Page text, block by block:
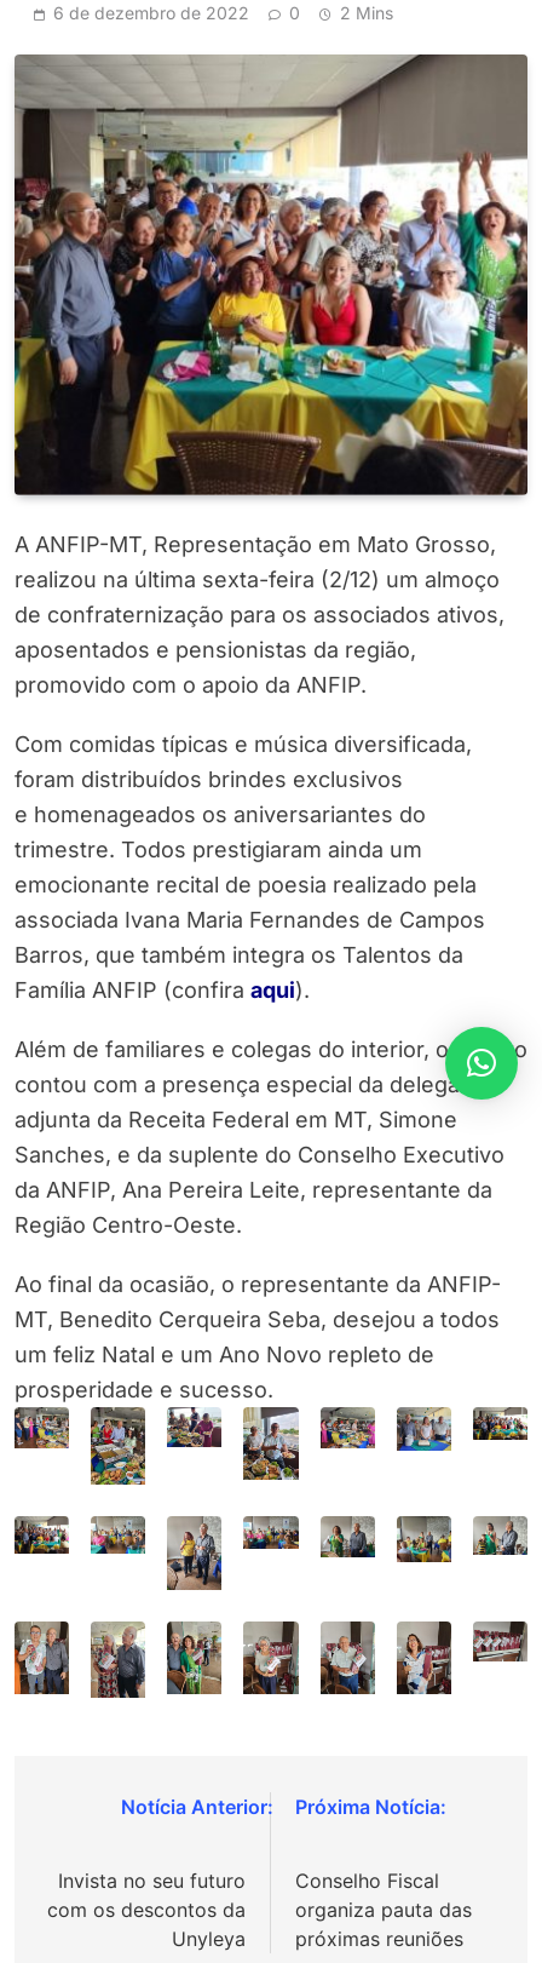
6 de dezembro de 2022 0 2 Mins
A ANFIP-MT, Representação em Mato Grosso,
realizou na última sexta-feira (2/12) um almoço
de confraternização para os associados ativos,
aposentados e pensionistas da região,
promovido com o apoio da ANFIP.
Com comidas típicas e música diversificada,
foram distribuídos brindes exclusivos
e homenageados os aniversariantes do
trimestre. Todos prestigiaram ainda um
emocionante recital de poesia realizado pela
associada Ivana Maria Fernandes de Campos
Barros, que também integra os Talentos da
Família ANFIP (confira aqui).
Além de familiares e colegas do interior, o evento
contou com a presença especial da delegada
adjunta da Receita Federal em MT, Simone
Sanches, e da suplente do Conselho Executivo
da ANFIP, Ana Pereira Leite, representante da
Região Centro-Oeste.
Ao final da ocasião, o representante da ANFIP-
MT, Benedito Cerqueira Seba, desejou a todos
um feliz Natal e um Ano Novo repleto de
prosperidade e sucesso.
Navegação
Post
Invista no seu futuro
com os descontos da
Unyleya
Conselho Fiscal
organiza pauta das
próximas reuniões